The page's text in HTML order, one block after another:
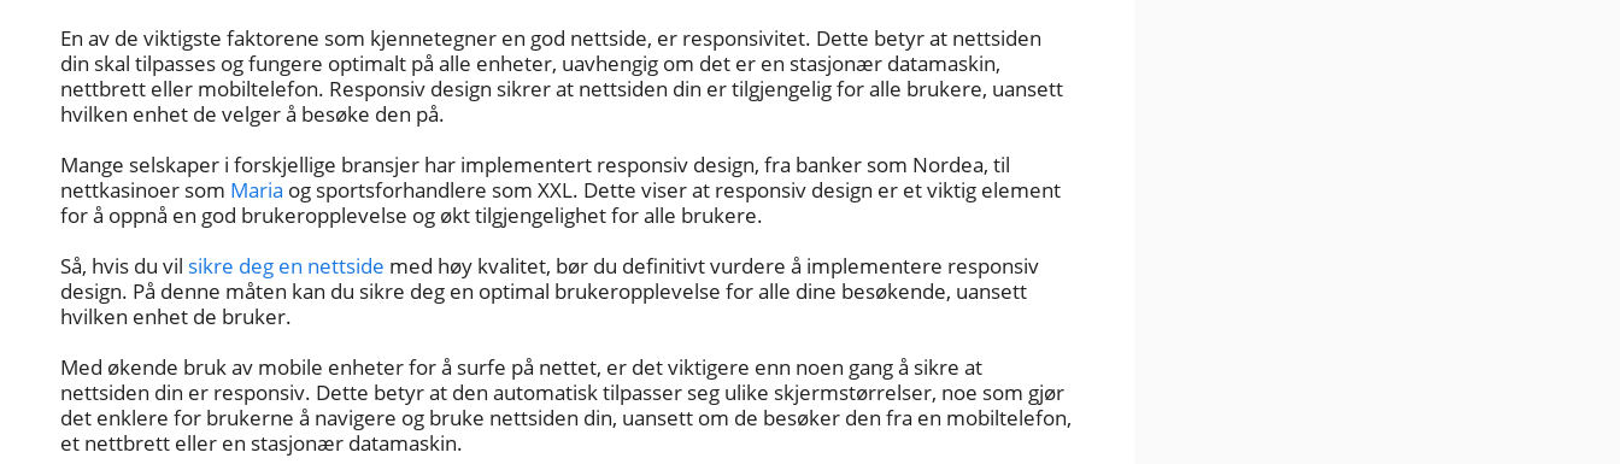
En av de viktigste faktorene som kjennetegner en god nettside, er responsivitet. Dette betyr at nettsiden
din skal tilpasses og fungere optimalt på alle enheter, uavhengig om det er en stasjonær datamaskin,
nettbrett eller mobiltelefon. Responsiv design sikrer at nettsiden din er tilgjengelig for alle brukere, uansett
hvilken enhet de velger å besøke den på.
Mange selskaper i forskjellige bransjer har implementert responsiv design, fra banker som Nordea, til
nettkasinoer som Maria og sportsforhandlere som XXL. Dette viser at responsiv design er et viktig element
for å oppnå en god brukeropplevelse og økt tilgjengelighet for alle brukere.
Så, hvis du vil sikre deg en nettside med høy kvalitet, bør du definitivt vurdere å implementere responsiv
design. På denne måten kan du sikre deg en optimal brukeropplevelse for alle dine besøkende, uansett
hvilken enhet de bruker.
Med økende bruk av mobile enheter for å surfe på nettet, er det viktigere enn noen gang å sikre at
nettsiden din er responsiv. Dette betyr at den automatisk tilpasser seg ulike skjermstørrelser, noe som gjør
det enklere for brukerne å navigere og bruke nettsiden din, uansett om de besøker den fra en mobiltelefon,
et nettbrett eller en stasjonær datamaskin.